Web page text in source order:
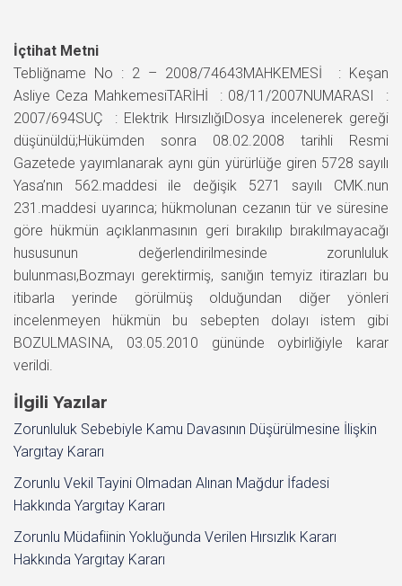
İçtihat Metni
Tebliğname No : 2 – 2008/74643MAHKEMESİ : Keşan
Asliye Ceza MahkemesiTARİHİ : 08/11/2007NUMARASI :
2007/694SUÇ : Elektrik HırsızlığıDosya incelenerek gereği
düşünüldü;Hükümden sonra 08.02.2008 tarihli Resmi
Gazetede yayımlanarak aynı gün yürürlüğe giren 5728 sayılı
Yasa’nın 562.maddesi ile değişik 5271 sayılı CMK.nun
231.maddesi uyarınca; hükmolunan cezanın tür ve süresine
göre hükmün açıklanmasının geri bırakılıp bırakılmayacağı
hususunun değerlendirilmesinde zorunluluk
bulunması,Bozmayı gerektirmiş, sanığın temyiz itirazları bu
itibarla yerinde görülmüş olduğundan diğer yönleri
incelenmeyen hükmün bu sebepten dolayı istem gibi
BOZULMASINA, 03.05.2010 gününde oybirliğiyle karar
verildi.
İlgili Yazılar
Zorunluluk Sebebiyle Kamu Davasının Düşürülmesine İlişkin
Yargıtay Kararı
Zorunlu Vekil Tayini Olmadan Alınan Mağdur İfadesi
Hakkında Yargıtay Kararı
Zorunlu Müdafiinin Yokluğunda Verilen Hırsızlık Kararı
Hakkında Yargıtay Kararı